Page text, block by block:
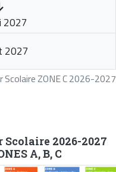
Scolaire ZONE C 2026-2027
2027
2027
Scolaire 2026-2027
A, B, C